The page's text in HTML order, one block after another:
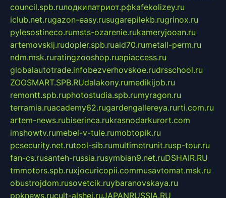
council.spb.ruлодкипатриот.рфkafekolizey.ru
iclub.net.rugazon-easy.rusugarepilekb.rugrinox.ru
pylesostineco.rumsts-ozarenie.rukameryjooan.ru
artemovskij.rudopler.spb.ruaid70.rumetall-perm.ru
ndm.msk.ruratingzooshop.ruapiaccess.ru
globalautotrade.infobezverhovskoe.rudrsschool.ru
ZOOSMART.SPB.RUdalakony.rumedikijob.ru
remontt.spb.ruphotostudia.spb.rumyragon.ru
terramia.ruacademy62.rugardengallereya.rurti.com.ru
artem-news.rubiserinca.rukrasnodarkurort.com
imshowtv.rumebel-v-tule.rumobtopik.ru
pcsecurity.net.rutool-sib.rumultimetrunit.rusp-tour.ru
fan-cs.rusanteh-russia.rusymbian9.net.ruDSHAIR.RU
tmmotors.spb.ruxjocuricopii.commusavtomat.msk.ru
obustrojdom.rusovetcik.ruybaranovskaya.ru
ppknews.rucult-alshei.ruJAPANRUSSIA.RU